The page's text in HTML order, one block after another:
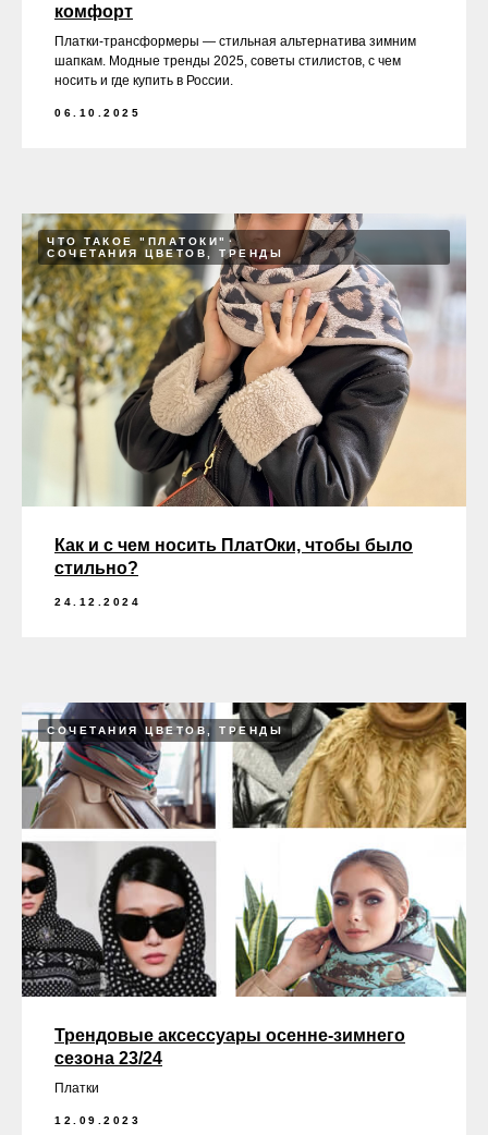
комфорт
Платки-трансформеры — стильная альтернатива зимним
шапкам. Модные тренды 2025, советы стилистов, с чем
носить и где купить в России.
06.10.2025
ЧТО ТАКОЕ "ПЛАТОКИ"
СОЧЕТАНИЯ ЦВЕТОВ, ТРЕНДЫ
Как и с чем носить ПлатОки, чтобы было
стильно?
24.12.2024
СОЧЕТАНИЯ ЦВЕТОВ, ТРЕНДЫ
Трендовые аксессуары осенне-зимнего
сезона 23/24
Платки
12.09.2023